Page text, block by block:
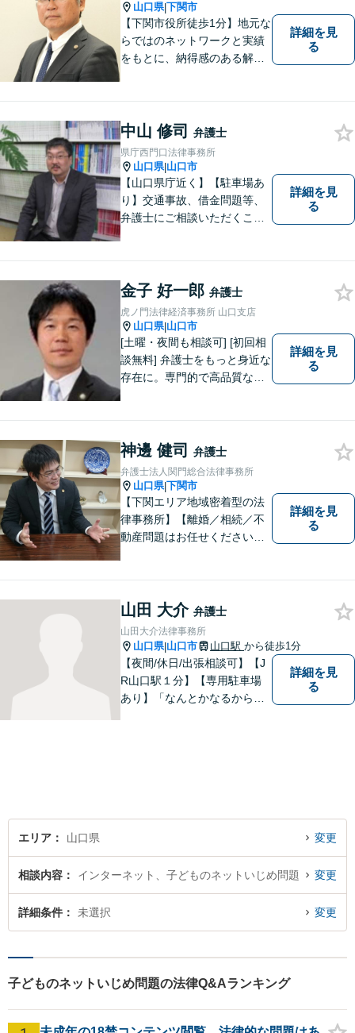
山口県|下関市
【下関市役所徒歩1分】地元な
らではのネットワークと実績
をもとに、納得感のある解決
詳細を見
る
中山 修司 弁護士
県庁西門口法律事務所
山口県|山口市
【山口県庁近く】【駐車場あ
り】交通事故、借金問題等、
弁護士にご相談いただくこと
る弁護士が、客観的視点から
事案を検討し、最適の解決方
法を探ります。
詳細を見
る
金子 好一郎 弁護士
虎ノ門法律経済事務所 山口支店
山口県|山口市
[土曜・夜間も相談可] [初回相
談無料] 弁護士をもっと身近な
存在に。専門的で高品質なリ
詳細を見
る
神邊 健司 弁護士
弁護士法人関門総合法律事務所
山口県|下関市
【下関エリア地域密着型の法
律事務所】【離婚／相続／不
動産問題はお任せください】
りの声を大切にし、適切な解
決方法をご提案いたします。
詳細を見
る
山田 大介 弁護士
山田大介法律事務所
山口県|山口市 山口駅 から徒歩1分
【夜間/休日/出張相談可】【J
R山口駅１分】【専用駐車場
あり】「なんとかなるから大
詳細を見
る
エリア 山口県 変更
相談内容 インターネット、子どものネットいじめ問題 変更
詳細条件 未選択 変更
子どものネットいじめ問題の法律Q&Aランキング